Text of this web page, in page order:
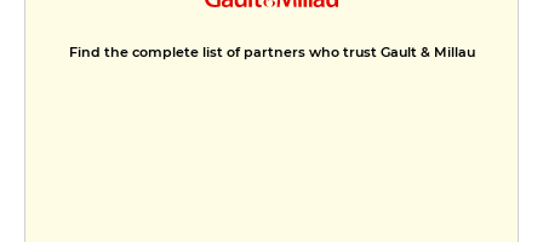
Find the complete list of partners who trust Gault & Millau